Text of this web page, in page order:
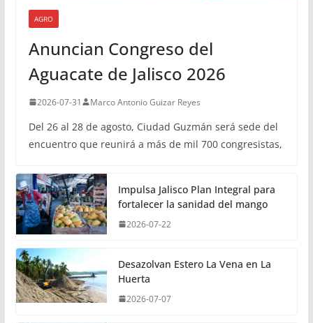
AGRO
Anuncian Congreso del
Aguacate de Jalisco 2026
2026-07-31 Marco Antonio Guizar Reyes
Del 26 al 28 de agosto, Ciudad Guzmán será sede del
encuentro que reunirá a más de mil 700 congresistas,
Impulsa Jalisco Plan Integral para
fortalecer la sanidad del mango
2026-07-22
Desazolvan Estero La Vena en La
Huerta
2026-07-07